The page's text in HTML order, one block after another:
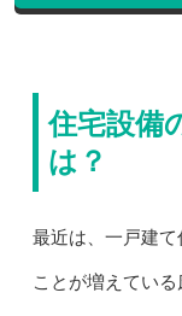
住宅設備
は？
最近は、一戸建
ことが増えている